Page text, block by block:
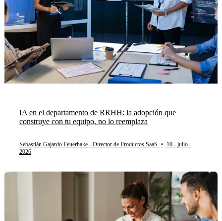
IA en el departamento de RRHH: la adopción que
construye con tu equipo, no lo reemplaza
Sebastián Gajardo Feuerhake - Director de Productos SaaS • 10 - julio -
2026